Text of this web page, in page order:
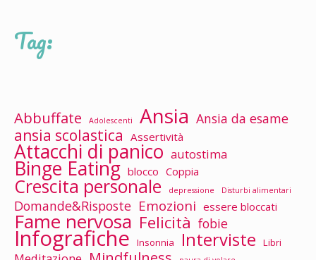
Tag:
Abbuffate Adolescenti Ansia Ansia da esame
ansia scolastica Assertività
Attacchi di panico autostima
Binge Eating blocco Coppia
Crescita personale depressione Disturbi alimentari
Domande&Risposte Emozioni essere bloccati
Fame nervosa Felicità fobie
Infografiche Insonnia Interviste Libri